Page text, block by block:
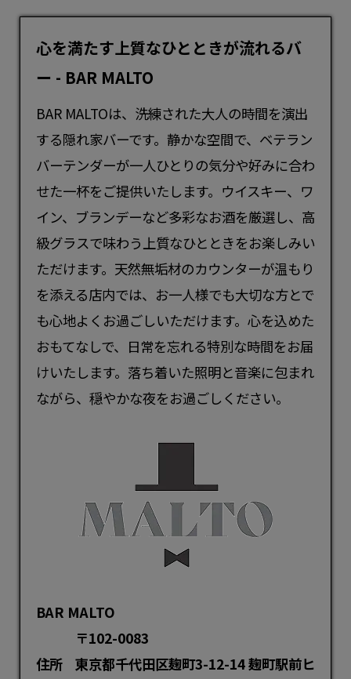
心を満たす上質なひとときが流れるバ
ー - BAR MALTO
BAR MALTOは、洗練された大人の時間を演出
する隠れ家バーです。静かな空間で、ベテラン
バーテンダーが一人ひとりの気分や好みに合わ
せた一杯をご提供いたします。ウイスキー、ワ
イン、ブランデーなど多彩なお酒を厳選し、高
級グラスで味わう上質なひとときをお楽しみい
ただけます。天然無垢材のカウンターが温もり
を添える店内では、お一人様でも大切な方とで
も心地よくお過ごしいただけます。心を込めた
おもてなしで、日常を忘れる特別な時間をお届
けいたします。落ち着いた照明と音楽に包まれ
ながら、穏やかな夜をお過ごしください。
BAR MALTO
住所
〒102-0083
東京都千代田区麹町3-12-14 麹町駅前ヒ